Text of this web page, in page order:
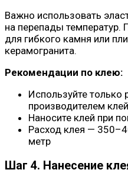
Важно использовать
на перепады температур.
для гибкого камня или
керамогранита.
Рекомендации по клею:
Используйте
производителем клей
Наносите клей при
Расход клея —
метр
Шаг 4. Нанесение